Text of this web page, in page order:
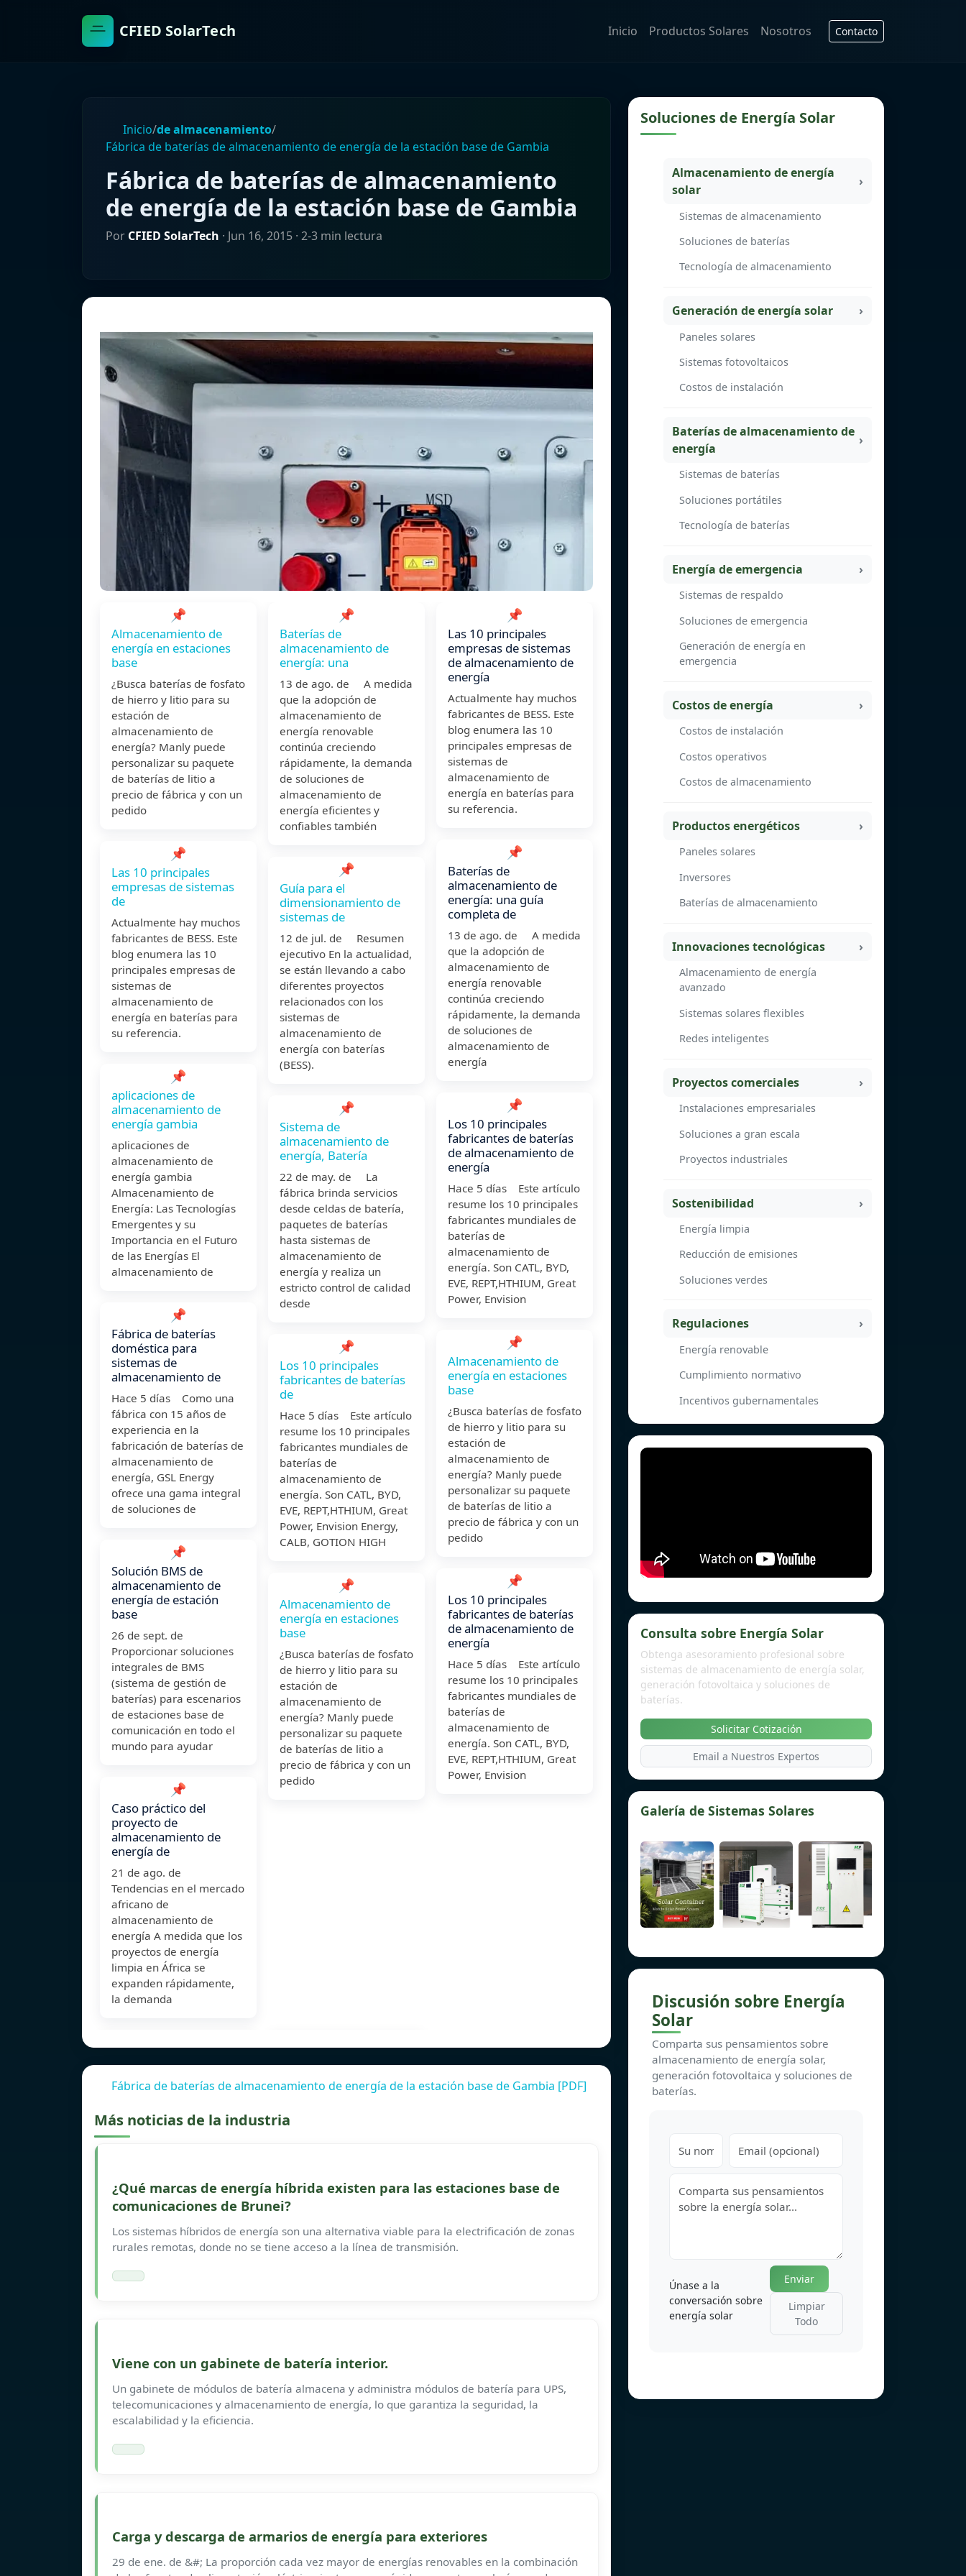
CFIED SolarTech Inicio Productos Solares Nosotros Contacto
Inicio/de almacenamiento/
Fábrica de baterías de almacenamiento de energía de la estación base de Gambia
Fábrica de baterías de almacenamiento
de energía de la estación base de Gambia
Por CFIED SolarTech · Jun 16, 2015 · 2-3 min lectura
📌
Almacenamiento de
energía en estaciones
base
¿Busca baterías de fosfato
de hierro y litio para su
estación de
almacenamiento de
energía? Manly puede
personalizar su paquete
de baterías de litio a
precio de fábrica y con un
pedido
📌
Las 10 principales
empresas de sistemas
de
Actualmente hay muchos
fabricantes de BESS. Este
blog enumera las 10
principales empresas de
sistemas de
almacenamiento de
energía en baterías para
su referencia.
📌
aplicaciones de
almacenamiento de
energía gambia
aplicaciones de
almacenamiento de
energía gambia
Almacenamiento de
Energía: Las Tecnologías
Emergentes y su
Importancia en el Futuro
de las Energías El
almacenamiento de
📌
Fábrica de baterías
doméstica para
sistemas de
almacenamiento de
Hace 5 días Como una
fábrica con 15 años de
experiencia en la
fabricación de baterías de
almacenamiento de
energía, GSL Energy
ofrece una gama integral
de soluciones de
📌
Solución BMS de
almacenamiento de
energía de estación
base
26 de sept. de
Proporcionar soluciones
integrales de BMS
(sistema de gestión de
baterías) para escenarios
de estaciones base de
comunicación en todo el
mundo para ayudar
📌
Caso práctico del
proyecto de
almacenamiento de
energía de
21 de ago. de
Tendencias en el mercado
africano de
almacenamiento de
energía A medida que los
proyectos de energía
limpia en África se
expanden rápidamente,
la demanda
📌
Baterías de
almacenamiento de
energía: una
13 de ago. de A medida
que la adopción de
almacenamiento de
energía renovable
continúa creciendo
rápidamente, la demanda
de soluciones de
almacenamiento de
energía eficientes y
confiables también
📌
Guía para el
dimensionamiento de
sistemas de
12 de jul. de Resumen
ejecutivo En la actualidad,
se están llevando a cabo
diferentes proyectos
relacionados con los
sistemas de
almacenamiento de
energía con baterías
(BESS).
📌
Sistema de
almacenamiento de
energía, Batería
22 de may. de La
fábrica brinda servicios
desde celdas de batería,
paquetes de baterías
hasta sistemas de
almacenamiento de
energía y realiza un
estricto control de calidad
desde
📌
Los 10 principales
fabricantes de baterías
de
Hace 5 días Este artículo
resume los 10 principales
fabricantes mundiales de
baterías de
almacenamiento de
energía. Son CATL, BYD,
EVE, REPT,HTHIUM, Great
Power, Envision Energy,
CALB, GOTION HIGH
📌
Almacenamiento de
energía en estaciones
base
¿Busca baterías de fosfato
de hierro y litio para su
estación de
almacenamiento de
energía? Manly puede
personalizar su paquete
de baterías de litio a
precio de fábrica y con un
pedido
📌
Las 10 principales
empresas de sistemas
de almacenamiento de
energía
Actualmente hay muchos
fabricantes de BESS. Este
blog enumera las 10
principales empresas de
sistemas de
almacenamiento de
energía en baterías para
su referencia.
📌
Baterías de
almacenamiento de
energía: una guía
completa de
13 de ago. de A medida
que la adopción de
almacenamiento de
energía renovable
continúa creciendo
rápidamente, la demanda
de soluciones de
almacenamiento de
energía
📌
Los 10 principales
fabricantes de baterías
de almacenamiento de
energía
Hace 5 días Este artículo
resume los 10 principales
fabricantes mundiales de
baterías de
almacenamiento de
energía. Son CATL, BYD,
EVE, REPT,HTHIUM, Great
Power, Envision
📌
Almacenamiento de
energía en estaciones
base
¿Busca baterías de fosfato
de hierro y litio para su
estación de
almacenamiento de
energía? Manly puede
personalizar su paquete
de baterías de litio a
precio de fábrica y con un
pedido
📌
Los 10 principales
fabricantes de baterías
de almacenamiento de
energía
Hace 5 días Este artículo
resume los 10 principales
fabricantes mundiales de
baterías de
almacenamiento de
energía. Son CATL, BYD,
EVE, REPT,HTHIUM, Great
Power, Envision
Fábrica de baterías de almacenamiento de energía de la estación base de Gambia [PDF]
Más noticias de la industria
¿Qué marcas de energía híbrida existen para las estaciones base de
comunicaciones de Brunei?
Los sistemas híbridos de energía son una alternativa viable para la electrificación de zonas
rurales remotas, donde no se tiene acceso a la línea de transmisión.
Viene con un gabinete de batería interior.
Un gabinete de módulos de batería almacena y administra módulos de batería para UPS,
telecomunicaciones y almacenamiento de energía, lo que garantiza la seguridad, la
escalabilidad y la eficiencia.
Carga y descarga de armarios de energía para exteriores
29 de ene. de &#; La proporción cada vez mayor de energías renovables en la combinación
Soluciones de Energía Solar
Almacenamiento de energía
solar
Sistemas de almacenamiento
Soluciones de baterías
Tecnología de almacenamiento
Generación de energía solar
Paneles solares
Sistemas fotovoltaicos
Costos de instalación
Baterías de almacenamiento de
energía
Sistemas de baterías
Soluciones portátiles
Tecnología de baterías
Energía de emergencia
Sistemas de respaldo
Soluciones de emergencia
Generación de energía en
emergencia
Costos de energía
Costos de instalación
Costos operativos
Costos de almacenamiento
Productos energéticos
Paneles solares
Inversores
Baterías de almacenamiento
Innovaciones tecnológicas
Almacenamiento de energía
avanzado
Sistemas solares flexibles
Redes inteligentes
Proyectos comerciales
Instalaciones empresariales
Soluciones a gran escala
Proyectos industriales
Sostenibilidad
Energía limpia
Reducción de emisiones
Soluciones verdes
Regulaciones
Energía renovable
Cumplimiento normativo
Incentivos gubernamentales
Consulta sobre Energía Solar
Obtenga asesoramiento profesional sobre
sistemas de almacenamiento de energía solar,
generación fotovoltaica y soluciones de
baterías.
Solicitar Cotización
Email a Nuestros Expertos
Galería de Sistemas Solares
Discusión sobre Energía
Solar
Comparta sus pensamientos sobre
almacenamiento de energía solar,
generación fotovoltaica y soluciones de
baterías.
Únase a la
conversación sobre
energía solar
Enviar
Limpiar
Todo